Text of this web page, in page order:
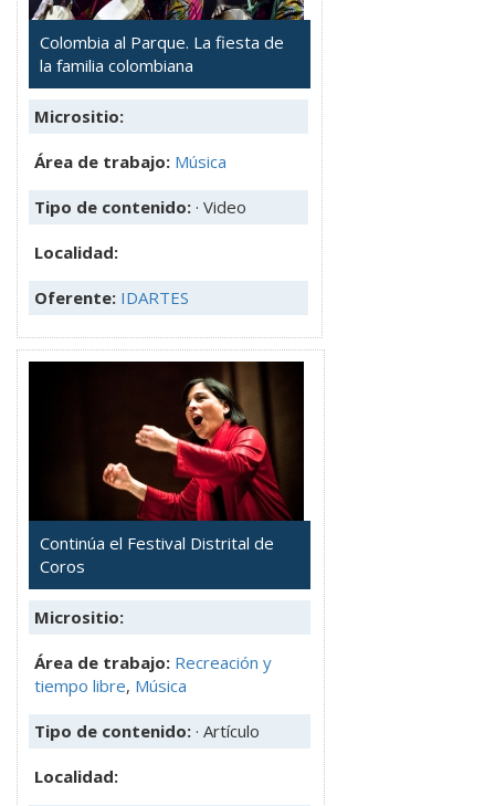
Colombia al Parque. La fiesta de
la familia colombiana
Micrositio:
Área de trabajo: Música
Tipo de contenido: · Video
Localidad:
Oferente: IDARTES
Continúa el Festival Distrital de
Coros
Micrositio:
Área de trabajo: Recreación y
tiempo libre, Música
Tipo de contenido: · Artículo
Localidad: